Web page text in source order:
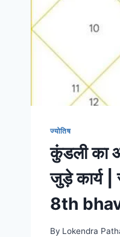
लिए
9
&
ज्योतिष
कुंडली का
जुड़े कार्य |
8th
By Lokendra